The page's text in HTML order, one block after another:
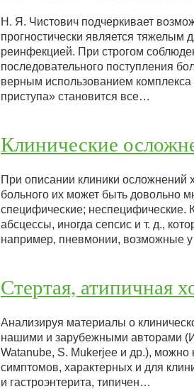
Н. Я. Чистович подчеркивает
прогностически является тяжелым
реинфекцией. При строгом
последовательного поступления
верным использованием
приступа» становится все…
Клинические
При описании клиники осложнений
больного их может быть довольно
специфические; неспецифические.
абсцессы, иногда сепсис и т. д.,
например, пневмонии, возможные
Стертая, атипичная
Анализируя материалы о
нашими и зарубежными авторами
Watanube, S. Mukerjee и др.),
симптомов, характерных и для
и гастроэнтерита, типичен…